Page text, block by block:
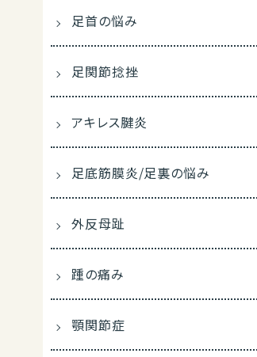
足首の悩み
足関節捻挫
アキレス腱炎
足底筋膜炎/足裏の悩み
外反母趾
踵の痛み
顎関節症